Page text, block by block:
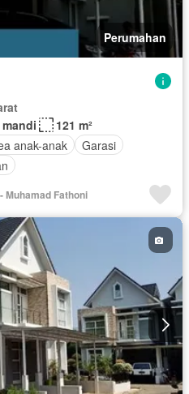
Perumahan
121 m²
anak-anak
Garasi
Muhamad Fathoni